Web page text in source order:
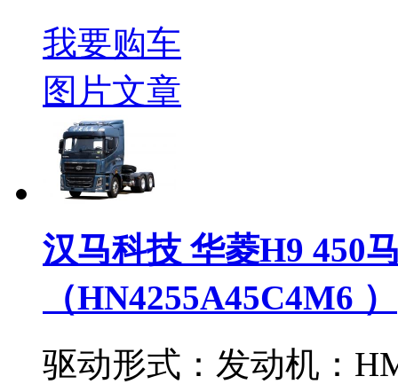
我要购车
图片文章
汉马科技 华菱H9 450
（HN4255A45C4M6 ）
驱动形式： 发动机：